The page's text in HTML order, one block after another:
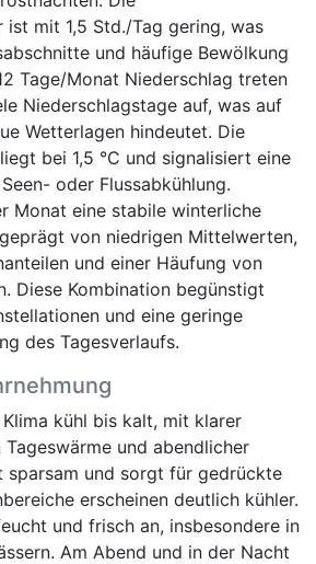
ist mit 1,5 Std./Tag gering, was
und häufige Bewölkung
Tage/Monat Niederschlag treten
Niederschlagstage auf, was auf
Wetterlagen hindeutet. Die
bei 1,5 °C und signalisiert eine
oder Flussabkühlung.
Monat eine stabile winterliche
von niedrigen Mittelwerten,
und einer Häufung von
Diese Kombination begünstigt
und eine geringe
des Tagesverlaufs.
kühl bis kalt, mit klarer
und abendlicher
sparsam und sorgt für gedrückte
erscheinen deutlich kühler.
und frisch an, insbesondere in
Am Abend und in der Nacht